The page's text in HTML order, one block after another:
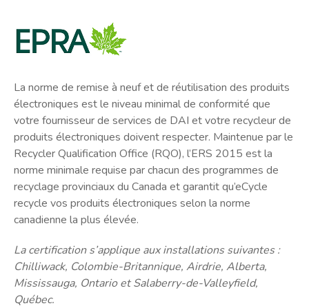
La norme de remise à neuf et de réutilisation des produits
électroniques est le niveau minimal de conformité que
votre fournisseur de services de DAI et votre recycleur de
produits électroniques doivent respecter. Maintenue par le
Recycler Qualification Office (RQO), l’ERS 2015 est la
norme minimale requise par chacun des programmes de
recyclage provinciaux du Canada et garantit qu’eCycle
recycle vos produits électroniques selon la norme
canadienne la plus élevée.
La certification s’applique aux installations suivantes :
Chilliwack, Colombie-Britannique, Airdrie, Alberta,
Mississauga, Ontario et Salaberry-de-Valleyfield,
Québec.